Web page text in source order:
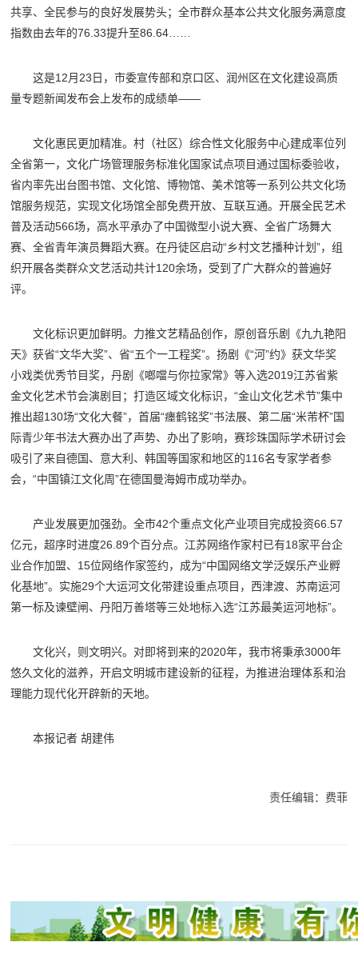
共享、全民参与的良好发展势头；全市群众基本公共文化服务满意度
指数由去年的76.33提升至86.64……
这是12月23日，市委宣传部和京口区、润州区在文化建设高质
量专题新闻发布会上发布的成绩单——
文化惠民更加精准。村（社区）综合性文化服务中心建成率位列
全省第一，文化广场管理服务标准化国家试点项目通过国标委验收，
省内率先出台图书馆、文化馆、博物馆、美术馆等一系列公共文化场
馆服务规范，实现文化场馆全部免费开放、互联互通。开展全民艺术
普及活动566场，高水平承办了中国微型小说大赛、全省广场舞大
赛、全省青年演员舞蹈大赛。在丹徒区启动“乡村文艺播种计划”，组
织开展各类群众文艺活动共计120余场，受到了广大群众的普遍好
评。
文化标识更加鲜明。力推文艺精品创作，原创音乐剧《九九艳阳
天》获省“文华大奖”、省“五个一工程奖”。扬剧《“河”约》获文华奖
小戏类优秀节目奖，丹剧《啷噹与你拉家常》等入选2019江苏省紫
金文化艺术节会演剧目；打造区域文化标识，“金山文化艺术节”集中
推出超130场“文化大餐”，首届“瘗鹤铭奖”书法展、第二届“米芾杯”国
际青少年书法大赛办出了声势、办出了影响，赛珍珠国际学术研讨会
吸引了来自德国、意大利、韩国等国家和地区的116名专家学者参
会，“中国镇江文化周”在德国曼海姆市成功举办。
产业发展更加强劲。全市42个重点文化产业项目完成投资66.57
亿元，超序时进度26.89个百分点。江苏网络作家村已有18家平台企
业合作加盟、15位网络作家签约，成为“中国网络文学泛娱乐产业孵
化基地”。实施29个大运河文化带建设重点项目，西津渡、苏南运河
第一标及谏壁闸、丹阳万善塔等三处地标入选“江苏最美运河地标”。
文化兴，则文明兴。对即将到来的2020年，我市将秉承3000年
悠久文化的滋养，开启文明城市建设新的征程，为推进治理体系和治
理能力现代化开辟新的天地。
本报记者 胡建伟
责任编辑：费菲